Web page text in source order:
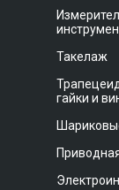
Такелаж
гайки и